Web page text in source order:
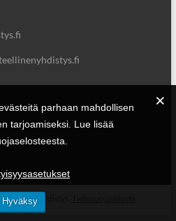
Yhdistys.
parhaan mahdollisen
tarjoamiseksi. Lue lisää
Hyväksy